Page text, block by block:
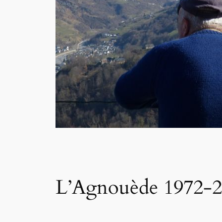
L’Agnouède 1972-